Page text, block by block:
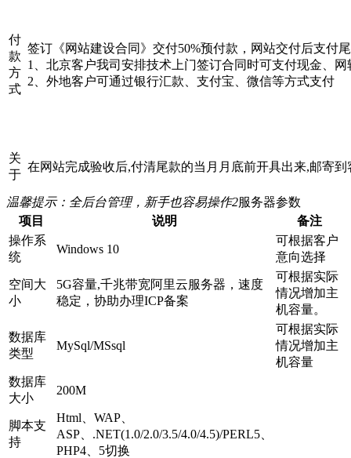
付
款
方
式
签订《网站建设合同》交付50%预付款，网站交付后支付
1、北京客户我司安排技术上门签订合同时可支付现金、网
2、外地客户可通过银行汇款、支付宝、微信等方式支付
关
于
在网站完成验收后,付清尾款的当月月底前开具出来,邮寄到
温馨提示：全后台管理，新手也容易操作2服务器参数
项目
说明
备注
操作系
统
Windows 10
可根据客户
意向选择
空间大
小
5G容量,千兆带宽阿里云服务器，速度
稳定，协助办理ICP备案
可根据实际
情况增加主
机容量。
数据库
类型
MySql/MSsql
可根据实际
情况增加主
机容量
数据库
大小
200M
脚本支
持
Html、WAP、
ASP、.NET(1.0/2.0/3.5/4.0/4.5)/PERL5、
PHP4、5切换